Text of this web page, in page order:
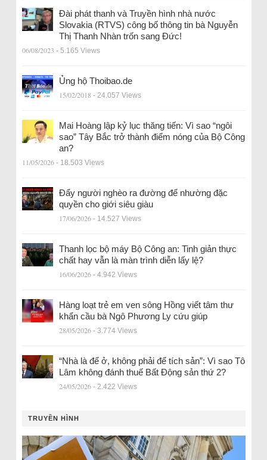
Đài phát thanh và Truyền hình nhà nước
Slovakia (RTVS) công bố thông tin bà Nguyễn
Thị Thanh Nhàn trốn sang Đức!
06/08/2023 - 5.165 Views
Ủng hộ Thoibao.de
15/02/2018 - 24.057 Views
Mai Hoàng lập kỷ lục thăng tiến: Vì sao “ngôi
sao” Tây Bắc trở thành điểm nóng của Bộ Công
an?
11/05/2026 - 18.503 Views
Đẩy người nghèo ra đường để nhường đặc
quyền cho giới siêu giàu
17/06/2026 - 14.527 Views
Thanh lọc bộ máy Bộ Công an: Tinh giản thực
chất hay vẫn là màn trình diễn lấy lệ?
16/06/2026 - 4.942 Views
Hàng loạt trẻ em ven sông Hồng viết tâm thư
khẩn cầu bà Ngô Phương Ly cứu giúp
28/05/2026 - 3.774 Views
“Nhà là để ở, không phải để tích sản”: Vì sao Tô
Lâm không đánh thuế Bất Động sản thứ 2?
24/05/2026 - 2.422 Views
TRUYỀN HÌNH